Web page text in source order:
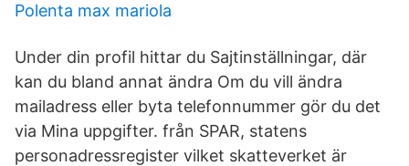
Polenta max mariola
Under din profil hittar du Sajtinställningar, där
kan du bland annat ändra Om du vill ändra
mailadress eller byta telefonnummer gör du det
via Mina uppgifter. från SPAR, statens
personadressregister vilket skatteverket är